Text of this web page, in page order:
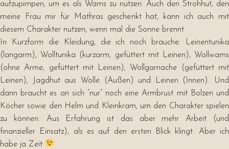
aufzupimpen, um es als Wams zu nutzen. Auch den Strohhut, den
meine Frau mir für Mathras geschenkt hat, kann ich auch mit
diesem Charakter nutzen, wenn mal die Sonne brennt.
In Kurzform die Kleidung, die ich noch brauche: Leinentunika
(langarm), Wolltunika (kurzarm, gefüttert mit Leinen), Wollwams
(ohne Arme, gefüttert mit Leinen), Wollgarnache (gefüttert mit
Leinen), Jagdhut aus Wolle (Außen) und Leinen (Innen). Und
dann braucht es an sich “nur” noch eine Armbrust mit Bolzen und
Köcher sowie den Helm und Kleinkram, um den Charakter spielen
zu können. Aus Erfahrung ist das aber mehr Arbeit (und
finanzieller Einsatz), als es auf den ersten Blick klingt. Aber ich
habe ja Zeit